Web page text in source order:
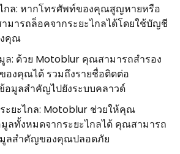
กล: หากโทรศัพท์ของคุณสูญหายหรือ
มารถล็อคจากระยะไกลได้โดยใช้บัญชี
คุณ
ล: ด้วย Motoblur คุณสามารถสำรอง
งคุณได้ รวมถึงรายชื่อติดต่อ
อมูลสำคัญไปยังระบบคลาวด์
ะยะไกล: Motoblur ช่วยให้คุณ
ลทั้งหมดจากระยะไกลได้ คุณสามารถ
ลสำคัญของคุณปลอดภัย